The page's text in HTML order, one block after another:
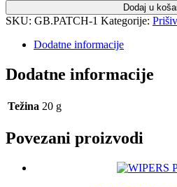
Dodaj u
SKU: GB.PATCH-1 Kategorije:
Dodatne informacije
Dodatne informacije
Težina 20 g
Povezani proizvodi